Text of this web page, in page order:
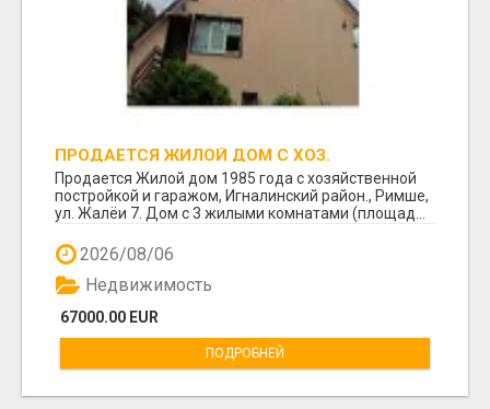
ПРОДАЕТСЯ ЖИЛОЙ ДОМ С ХОЗ.
ПОСТРОЙКОЙ И ГАРАЖОМ В РИМШЕ.
Продается Жилой дом 1985 года с хозяйственной
постройкой и гаражом, Игналинский район., Римше,
ул. Жалёи 7. Дом с 3 жилыми комнатами (площад...
2026/08/06
67000.00 EUR
Недвижимость
ПОДРОБНЕЙ